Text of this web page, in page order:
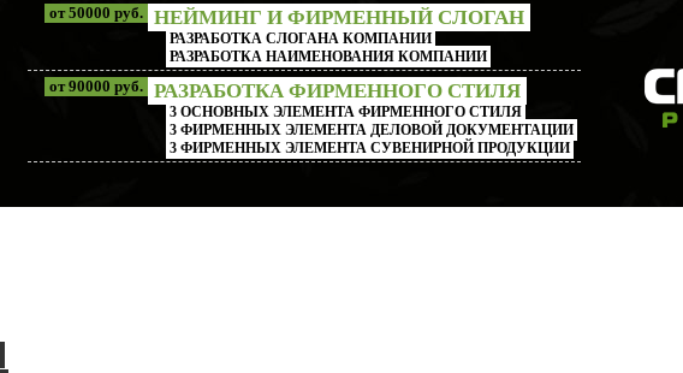
НЕЙМИНГ И ФИРМЕННЫЙ СЛОГАН
РАЗРАБОТКА СЛОГАНА КОМПАНИИ
РАЗРАБОТКА НАИМЕНОВАНИЯ КОМПАНИИ
от 50000 руб.
РАЗРАБОТКА ФИРМЕННОГО СТИЛЯ
3 ОСНОВНЫХ ЭЛЕМЕНТА ФИРМЕННОГО СТИЛЯ
3 ФИРМЕННЫХ ЭЛЕМЕНТА ДЕЛОВОЙ ДОКУМЕНТАЦИИ
3 ФИРМЕННЫХ ЭЛЕМЕНТА СУВЕНИРНОЙ ПРОДУКЦИИ
от 90000 руб.